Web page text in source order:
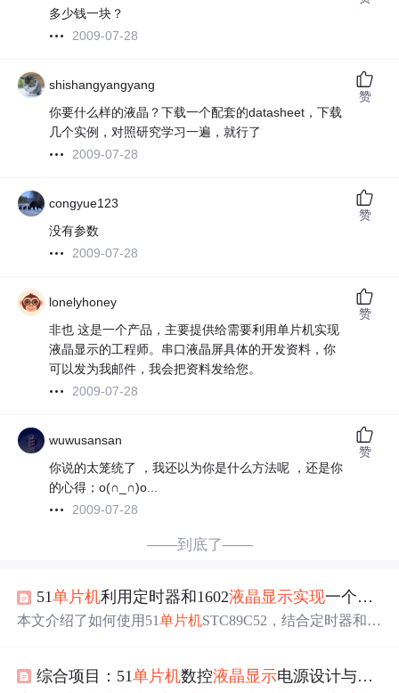
多少钱一块？
2009-07-28
shishangyangyang
你要什么样的液晶？下载一个配套的datasheet，下载
几个实例，对照研究学习一遍，就行了
2009-07-28
赞
congyue123
没有参数
2009-07-28
赞
lonelyhoney
非也 这是一个产品，主要提供给需要利用单片机实现
液晶显示的工程师。串口液晶屏具体的开发资料，你
可以发为我邮件，我会把资料发给您。
2009-07-28
赞
wuwusansan
你说的太笼统了 ，我还以为你是什么方法呢 ，还是你
的心得；o(∩_∩)o...
2009-07-28
赞
——到底了——
51单片机利用定时器和1602液晶显示实现一个计时器
本文介绍了如何使用51单片机STC89C52，结合定时器和16
检测、定时器中断配置、 液晶显示，并提供了相关代码示
综合项目：51单片机数控液晶显示电源设计与实现